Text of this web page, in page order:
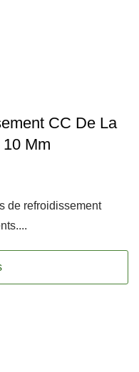
CC De La
Mm
de refroidissement